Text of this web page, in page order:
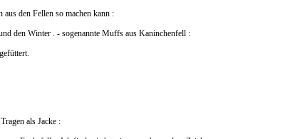
aus den Fellen so machen kann :
den Winter . - sogenannte Muffs aus Kaninchenfell :
als Jacke :